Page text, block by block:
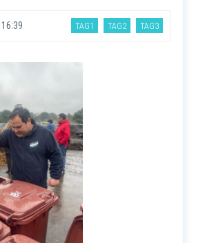
16:39 TAG1 TAG2 TAG3